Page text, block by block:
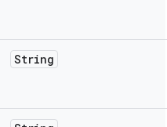
String